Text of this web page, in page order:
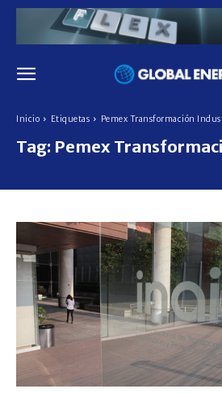
Inicio Etiquetas Pemex Transformación
Tag: Pemex